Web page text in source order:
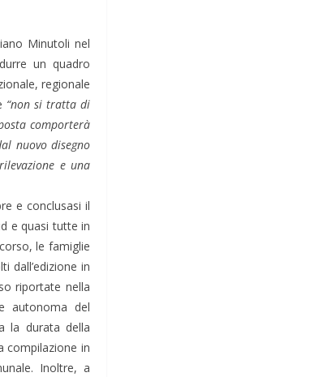
Minutoli nel
un quadro
regionale
“non si tratta di
comporterà
nuovo disegno
e una
e conclusasi il
e quasi tutte in
le famiglie
dall’edizione in
riportate nella
autonoma del
la durata della
compilazione in
Inoltre, a